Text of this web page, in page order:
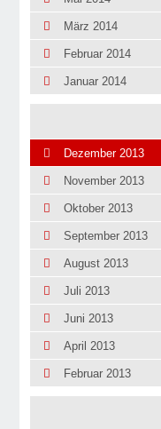
März 2014
Februar 2014
Januar 2014
Dezember 2013
November 2013
Oktober 2013
September 2013
August 2013
Juli 2013
Juni 2013
April 2013
Februar 2013